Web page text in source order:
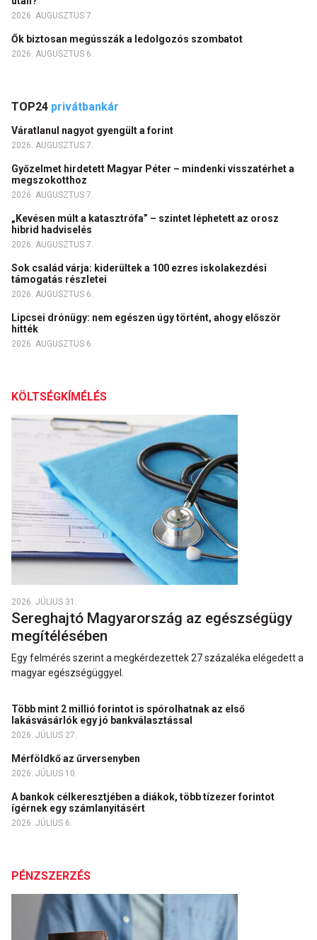
2026. AUGUSZTUS 7.
Ők biztosan megússzák a ledolgozós szombatot
2026. AUGUSZTUS 6.
TOP24 privátbankár
Váratlanul nagyot gyengült a forint
2026. AUGUSZTUS 7.
Győzelmet hirdetett Magyar Péter – mindenki visszatérhet a
megszokotthoz
2026. AUGUSZTUS 7.
„Kevésen múlt a katasztrófa” – szintet léphetett az orosz
hibrid hadviselés
2026. AUGUSZTUS 7.
Sok család várja: kiderültek a 100 ezres iskolakezdési
támogatás részletei
2026. AUGUSZTUS 6.
Lipcsei drónügy: nem egészen úgy történt, ahogy először
hitték
2026. AUGUSZTUS 6.
KÖLTSÉGKÍMÉLÉS
2026. JÚLIUS 31.
Sereghajtó Magyarország az egészségügy
megítélésében
Egy felmérés szerint a megkérdezettek 27 százaléka elégedett a
magyar egészségüggyel.
Több mint 2 millió forintot is spórolhatnak az első
lakásvásárlók egy jó bankválasztással
2026. JÚLIUS 27.
Mérföldkő az űrversenyben
2026. JÚLIUS 10.
A bankok célkeresztjében a diákok, több tízezer forintot
ígérnek egy számlanyitásért
2026. JÚLIUS 6.
PÉNZSZERZÉS